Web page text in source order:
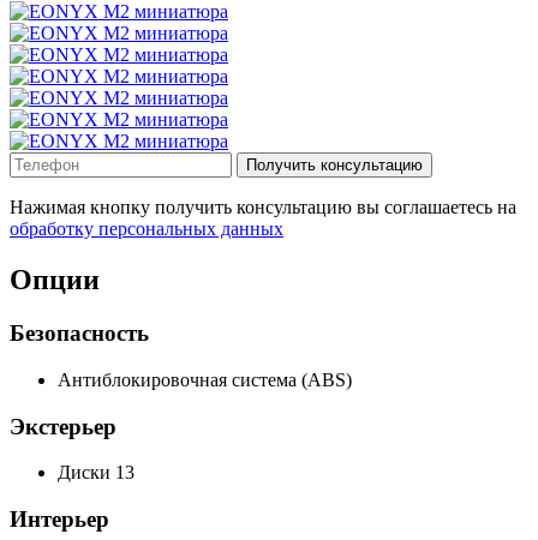
Получить консультацию
Нажимая кнопку получить консультацию вы соглашаетесь на
обработку персональных данных
Опции
Безопасность
Антиблокировочная система (ABS)
Экстерьер
Диски 13
Интерьер